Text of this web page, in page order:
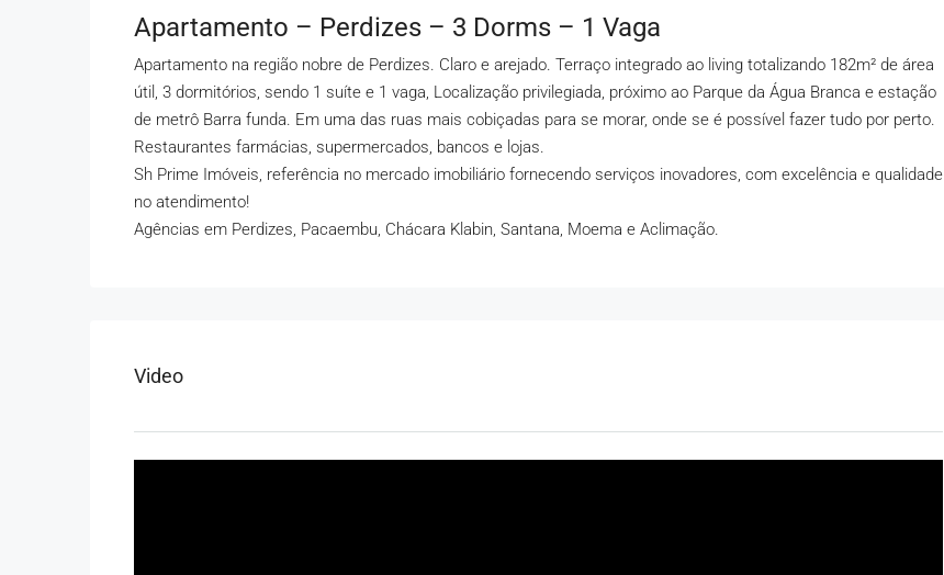
Apartamento – Perdizes – 3 Dorms – 1 Vaga
Apartamento na região nobre de Perdizes. Claro e arejado. Terraço integrado ao living totalizando 182m² de área
útil, 3 dormitórios, sendo 1 suíte e 1 vaga, Localização privilegiada, próximo ao Parque da Água Branca e estação
de metrô Barra funda. Em uma das ruas mais cobiçadas para se morar, onde se é possível fazer tudo por perto.
Restaurantes farmácias, supermercados, bancos e lojas.
Sh Prime Imóveis, referência no mercado imobiliário fornecendo serviços inovadores, com excelência e qualidade
no atendimento!
Agências em Perdizes, Pacaembu, Chácara Klabin, Santana, Moema e Aclimação.
Video